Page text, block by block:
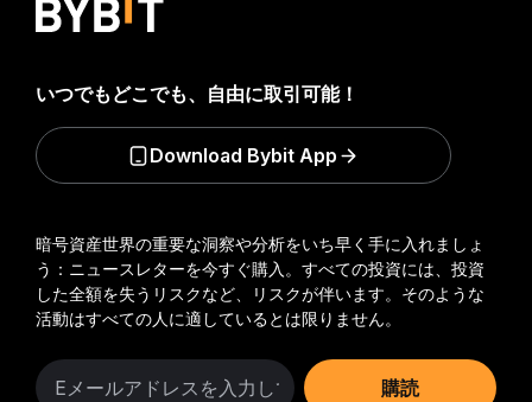
暗号資産世界の重要な洞察や分析をいち早く手に入れましょ
う：ニュースレターを今すぐ購入。 すべての投資には、投資
した全額を失うリスクなど、リスクが伴います。そのような
活動はすべての人に適しているとは限りません。
購読
いつでもどこでも、自由に取引可能！
Download Bybit App